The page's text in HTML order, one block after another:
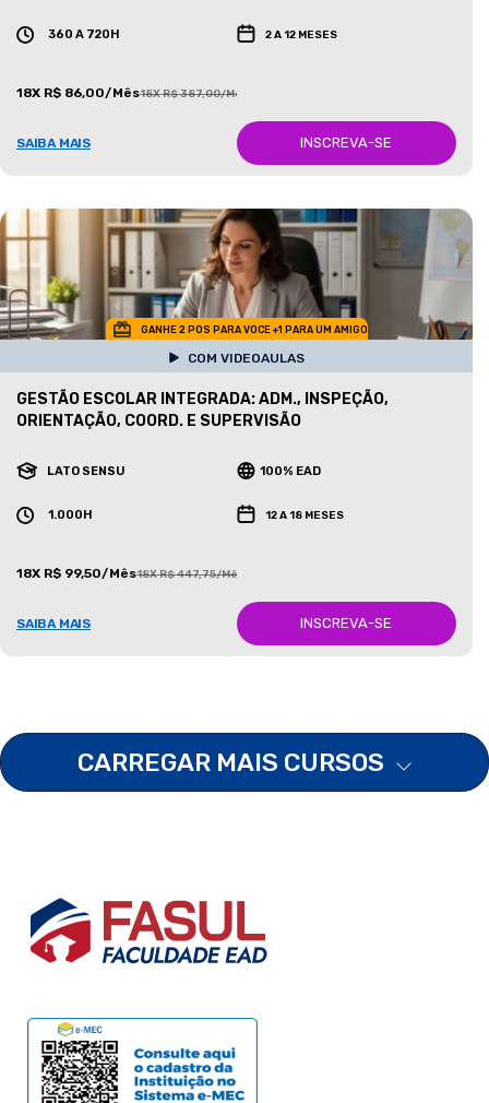
360 A 720H 2 A 12 MESES
18X R$ 86,00/Mês18X R$ 387,00/Mês
SAIBA MAIS INSCREVA-SE
GANHE 2 POS PARA VOCE +1 PARA UM AMIGO
COM VIDEOAULAS
GESTÃO ESCOLAR INTEGRADA: ADM., INSPEÇÃO,
ORIENTAÇÃO, COORD. E SUPERVISÃO
LATO SENSU 100% EAD
1.000H 12 A 18 MESES
18X R$ 99,50/Mês18X R$ 447,75/Mês
SAIBA MAIS INSCREVA-SE
CARREGAR MAIS CURSOS